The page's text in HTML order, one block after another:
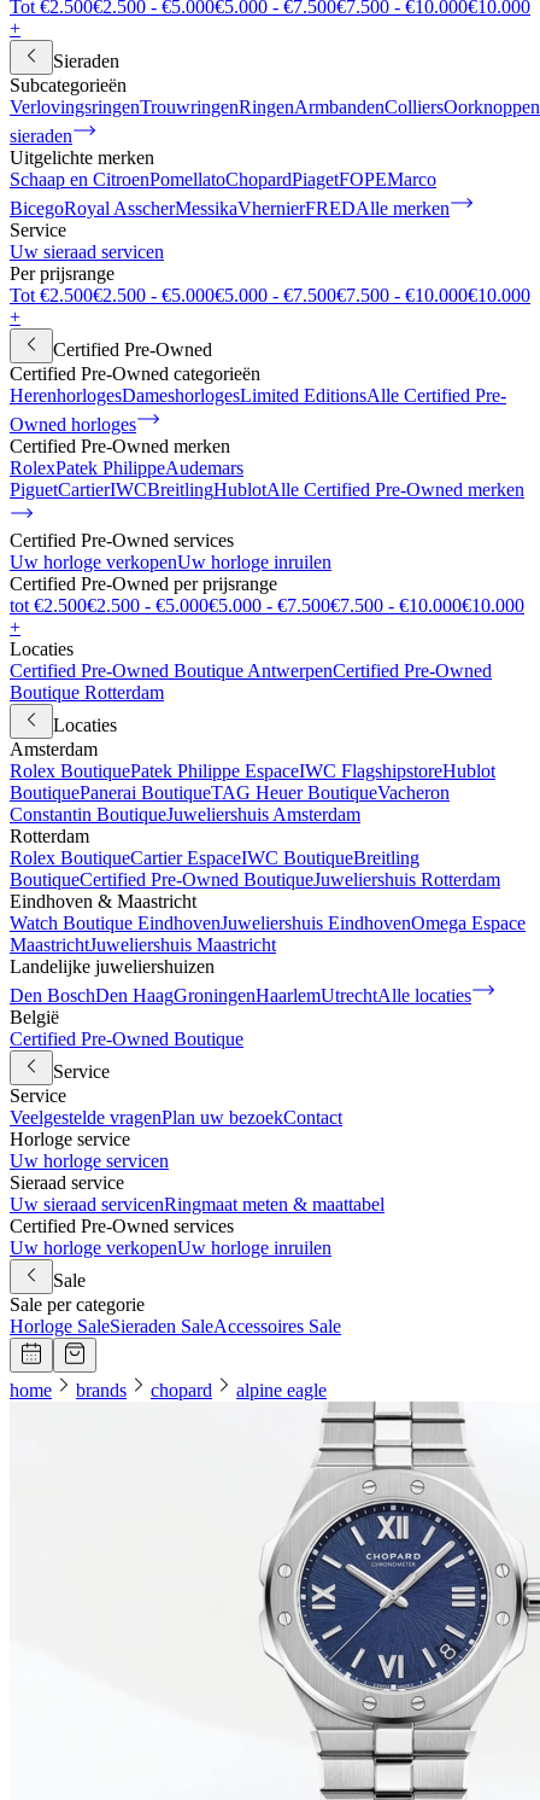
Tot €2.500€2.500 - €5.000€5.000 - €7.500€7.500 - €10.000€10.000
+
Sieraden
Subcategorieën
VerlovingsringenTrouwringenRingenArmbandenColliersOorknoppen
sieraden
Uitgelichte merken
Schaap en CitroenPomellatoChopardPiagetFOPEMarco
BicegoRoyal AsscherMessikaVhernierFREDAlle merken
Service
Uw sieraad servicen
Per prijsrange
Tot €2.500€2.500 - €5.000€5.000 - €7.500€7.500 - €10.000€10.000
+
Certified Pre-Owned
Certified Pre-Owned categorieën
HerenhorlogesDameshorlogesLimited EditionsAlle Certified Pre-
Owned horloges
Certified Pre-Owned merken
RolexPatek PhilippeAudemars
PiguetCartierIWCBreitlingHublotAlle Certified Pre-Owned merken
Certified Pre-Owned services
Uw horloge verkopenUw horloge inruilen
Certified Pre-Owned per prijsrange
tot €2.500€2.500 - €5.000€5.000 - €7.500€7.500 - €10.000€10.000
+
Locaties
Certified Pre-Owned Boutique AntwerpenCertified Pre-Owned
Boutique Rotterdam
Locaties
Amsterdam
Rolex BoutiquePatek Philippe EspaceIWC FlagshipstoreHublot
BoutiquePanerai BoutiqueTAG Heuer BoutiqueVacheron
Constantin BoutiqueJuweliershuis Amsterdam
Rotterdam
Rolex BoutiqueCartier EspaceIWC BoutiqueBreitling
BoutiqueCertified Pre-Owned BoutiqueJuweliershuis Rotterdam
Eindhoven & Maastricht
Watch Boutique EindhovenJuweliershuis EindhovenOmega Espace
MaastrichtJuweliershuis Maastricht
Landelijke juweliershuizen
Den BoschDen HaagGroningenHaarlemUtrechtAlle locaties
België
Certified Pre-Owned Boutique
Service
Service
Veelgestelde vragenPlan uw bezoekContact
Horloge service
Uw horloge servicen
Sieraad service
Uw sieraad servicenRingmaat meten & maattabel
Certified Pre-Owned services
Uw horloge verkopenUw horloge inruilen
Sale
Sale per categorie
Horloge SaleSieraden SaleAccessoires Sale
home brands chopard alpine eagle